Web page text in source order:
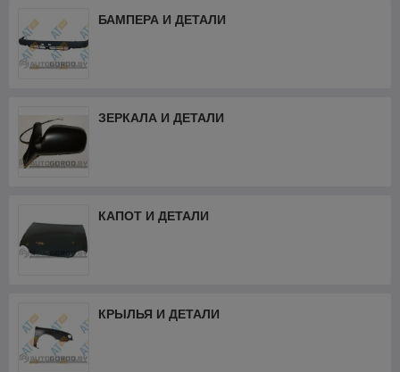
БАМПЕРА И ДЕТАЛИ
ЗЕРКАЛА И ДЕТАЛИ
КАПОТ И ДЕТАЛИ
КРЫЛЬЯ И ДЕТАЛИ